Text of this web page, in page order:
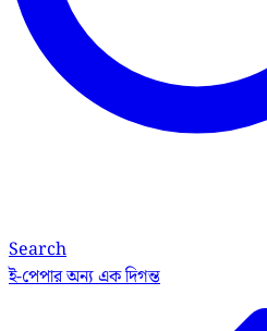
Search
ই-পেপারঅন্য এক দিগন্ত